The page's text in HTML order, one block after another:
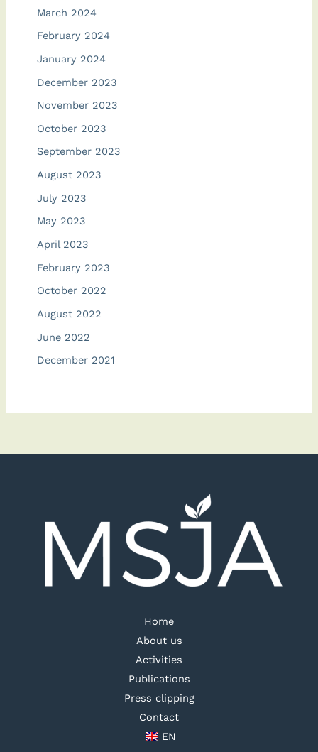
March 2024
February 2024
January 2024
December 2023
November 2023
October 2023
September 2023
August 2023
July 2023
May 2023
April 2023
February 2023
October 2022
August 2022
June 2022
December 2021
Home
About us
Activities
Publications
Press clipping
Contact
EN